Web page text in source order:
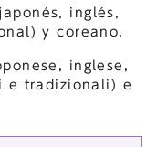
inglés,
y coreano.
inglese,
e tradizionali) e